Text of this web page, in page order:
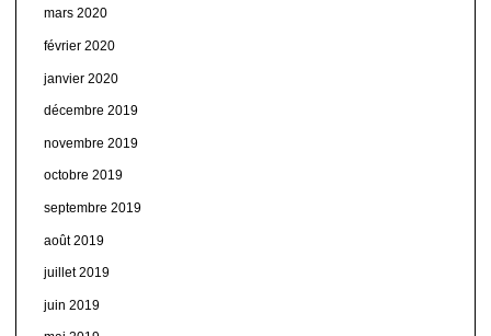
mars 2020
février 2020
janvier 2020
décembre 2019
novembre 2019
octobre 2019
septembre 2019
août 2019
juillet 2019
juin 2019